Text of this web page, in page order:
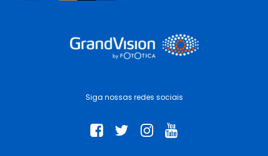
Siga nossas redes sociais